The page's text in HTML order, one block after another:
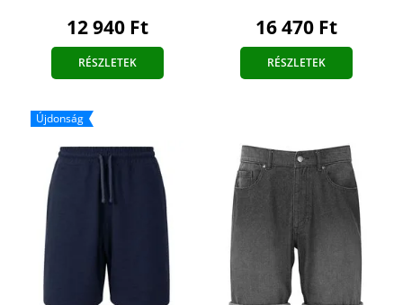
12 940 Ft
RÉSZLETEK
16 470 Ft
RÉSZLETEK
Újdonság